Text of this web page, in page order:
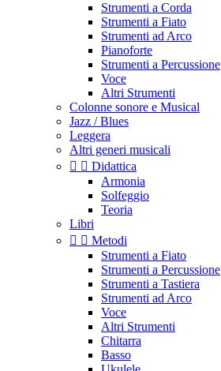
Strumenti a Corda
Strumenti a Fiato
Strumenti ad Arco
Pianoforte
Strumenti a Percussione
Voce
Altri Strumenti
Colonne sonore e Musical
Jazz / Blues
Leggera
Altri generi musicali
  Didattica
Armonia
Solfeggio
Teoria
Libri
  Metodi
Strumenti a Fiato
Strumenti a Percussione
Strumenti a Tastiera
Strumenti ad Arco
Voce
Altri Strumenti
Chitarra
Basso